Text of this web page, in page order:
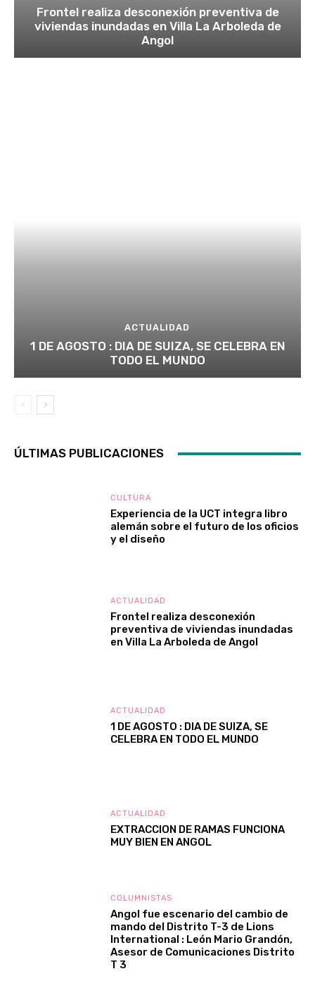
Frontel realiza desconexión preventiva de
viviendas inundadas en Villa La Arboleda de
Angol
ACTUALIDAD
1 DE AGOSTO : DIA DE SUIZA, SE CELEBRA EN
TODO EL MUNDO
ÚLTIMAS PUBLICACIONES
CULTURA
Experiencia de la UCT integra libro
alemán sobre el futuro de los oficios
y el diseño
ACTUALIDAD
Frontel realiza desconexión
preventiva de viviendas inundadas
en Villa La Arboleda de Angol
ACTUALIDAD
1 DE AGOSTO : DIA DE SUIZA, SE
CELEBRA EN TODO EL MUNDO
ACTUALIDAD
EXTRACCION DE RAMAS FUNCIONA
MUY BIEN EN ANGOL
COLUMNISTAS
Angol fue escenario del cambio de
mando del Distrito T-3 de Lions
International : León Mario Grandón,
Asesor de Comunicaciones Distrito
T 3